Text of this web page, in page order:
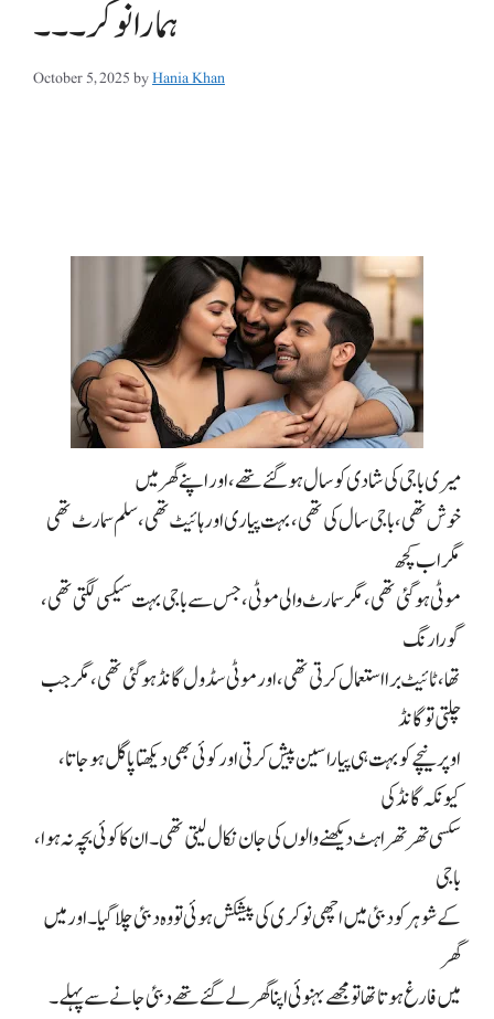
ہمارا نوکر ۔۔۔
October 5, 2025byHania Khan
میری باجی کی شادی کو سال ہو گئے تھے، اور اپنے گھر میں
خوش تھی، باجی سال کی تھی، بہت پیاری اور ہائیٹ تھی، سلم سمارٹ تھی
مگر اب کچھ
موٹی ہو گئی تھی، مگر سمارٹ والی موٹی، جس سے باجی بہت سیکسی لگتی تھی،
گورا رنگ
تھا، ٹائیٹ برا استعمال کرتی تھی، اور موٹی سڈول گانڈ ہو گئی تھی، مگر جب
چلتی تو گانڈ
اوپر نیچے کو بہت ہی پیارا سین پیش کرتی اور کوئی بھی دیکھتا پاگل ہو جاتا،
کیونکہ گانڈ کی
سکسی تھرتھراہٹ دیکھنے والوں کی جان نکال لیتی تھی ۔ ان کا کوئی بچہ نہ ہوا،
باجی
کے شوہر کو دبئی میں اچھی نوکری کی پیشکش ہوئی تو وہ دبئی چلا گیا۔ اور میں
گھر
میں فارغ ہوتا تھا تو مجھے بہنوئی اپنا گھر لے گئے تھے دبئی جانے سے پہلے۔